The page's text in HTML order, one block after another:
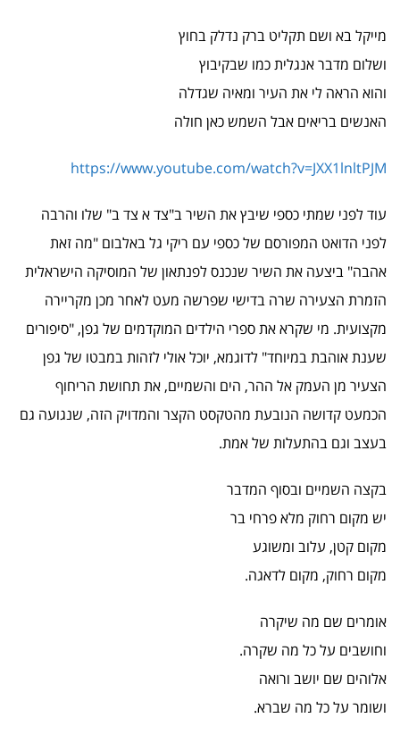
מייקל בא ושם תקליט ברק נדלק בחוץ
ושלום מדבר אנגלית כמו שבקיבוץ
והוא הראה לי את העיר ומאיה שגדלה
האנשים בריאים אבל השמש כאן חולה
https://www.youtube.com/watch?v=JXX1lnltPJM
עוד לפני שמתי כספי שיבץ את השיר ב"צד א צד ב" שלו והרבה
לפני הדואט המפורסם של כספי עם ריקי גל באלבום "מה זאת
אהבה" ביצעה את השיר שנכנס לפנתאון של המוסיקה הישראלית
הזמרת הצעירה שרה בדישי שפרשה מעט לאחר מכן מקריירה
מקצועית. מי שקרא את ספרי הילדים המוקדמים של גפן, "סיפורים
שענת אוהבת במיוחד" לדוגמא, יוכל אולי לזהות במבטו של גפן
הצעיר מן העמק אל ההר, הים והשמיים, את תחושת הריחוף
הכמעט קדושה הנובעת מהטקסט הקצר והמדויק הזה, שנגועה גם
בעצב וגם בהתעלות של אמת.
בקצה השמיים ובסוף המדבר
יש מקום רחוק מלא פרחי בר
מקום קטן, עלוב ומשוגע
מקום רחוק, מקום לדאגה.
אומרים שם מה שיקרה
וחושבים על כל מה שקרה.
אלוהים שם יושב ורואה
ושומר על כל מה שברא.